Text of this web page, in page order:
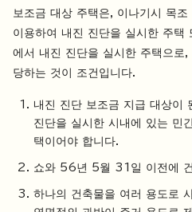
보조금 대상 주택은, 이나기시 목
이용하여 내진 진단을 실시한 주택
에서 내진 진단을 실시한 주택으로
당하는 것이 조건입니다.
내진 진단 보조금 지급 대상이
진단을 실시한 시내에 있는 민
택이어야 합니다.
쇼와 56년 5월 31일 이전에
하나의 건축물을 여러 용도로